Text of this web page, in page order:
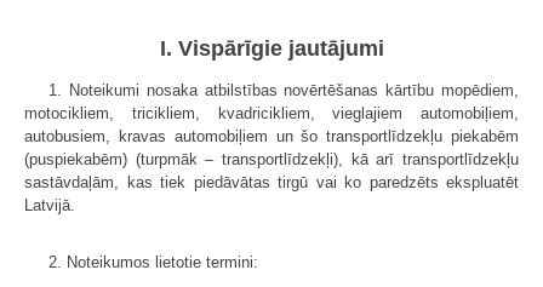
I. Vispārīgie jautājumi
1. Noteikumi nosaka atbilstības novērtēšanas kārtību mopēdiem,
motocikliem, tricikliem, kvadricikliem, vieglajiem automobiļiem,
autobusiem, kravas automobiļiem un šo transportlīdzekļu piekabēm
(puspiekabēm) (turpmāk – transportlīdzekļi), kā arī transportlīdzekļu
sastāvdaļām, kas tiek piedāvātas tirgū vai ko paredzēts ekspluatēt
Latvijā.
2. Noteikumos lietotie termini: